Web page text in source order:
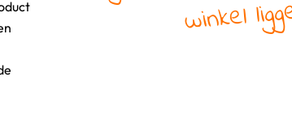
winkel